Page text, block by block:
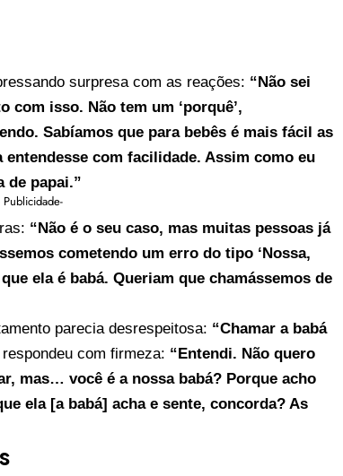
surpresa com as reações: “Não sei
com isso. Não tem um ‘porquê’,
Sabíamos que para bebês é mais fácil as
com facilidade. Assim como eu
de papai.”
Publicidade-
“Não é o seu caso, mas muitas pessoas já
cometendo um erro do tipo ‘Nossa,
ela é babá. Queriam que chamássemos de
parecia desrespeitosa: “Chamar a babá
com firmeza: “Entendi. Não quero
mas… você é a nossa babá? Porque acho
ela [a babá] acha e sente, concorda? As